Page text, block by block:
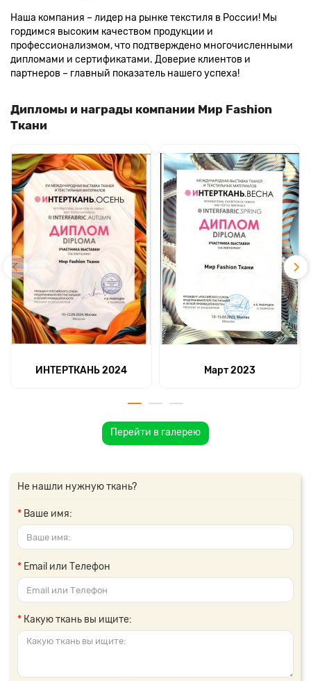
Наша компания – лидер на рынке текстиля в России! Мы
гордимся высоким качеством продукции и
профессионализмом, что подтверждено многочисленными
дипломами и сертификатами. Доверие клиентов и
партнеров – главный показатель нашего успеха!
Дипломы и награды компании Мир Fashion
Ткани
ИНТЕРТКАНЬ 2024 Март 2023
Перейти в галерею
Не нашли нужную ткань?
Ваше имя:
Email или Телефон
Какую ткань вы ищите: